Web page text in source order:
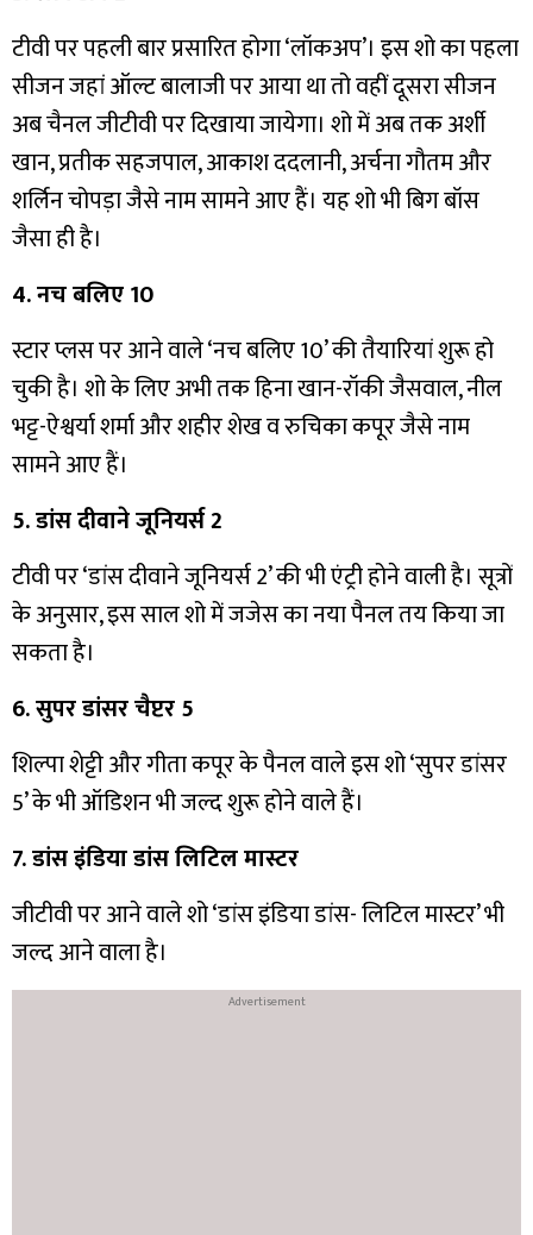
टीवी पर पहली बार प्रसारित होगा ‘लॉकअप’। इस शो का पहला
सीजन जहां ऑल्ट बालाजी पर आया था तो वहीं दूसरा सीजन
अब चैनल जीटीवी पर दिखाया जायेगा। शो में अब तक अर्शी
खान, प्रतीक सहजपाल, आकाश ददलानी, अर्चना गौतम और
शर्लिन चोपड़ा जैसे नाम सामने आए हैं। यह शो भी बिग बॉस
जैसा ही है।
4. नच बलिए 10
स्टार प्लस पर आने वाले ‘नच बलिए 10’ की तैयारियां शुरू हो
चुकी है। शो के लिए अभी तक हिना खान-रॉकी जैसवाल, नील
भट्ट-ऐश्वर्या शर्मा और शहीर शेख व रुचिका कपूर जैसे नाम
सामने आए हैं।
5. डांस दीवाने जूनियर्स 2
टीवी पर ‘डांस दीवाने जूनियर्स 2’ की भी एंट्री होने वाली है। सूत्रों
के अनुसार, इस साल शो में जजेस का नया पैनल तय किया जा
सकता है।
6. सुपर डांसर चैप्टर 5
शिल्पा शेट्टी और गीता कपूर के पैनल वाले इस शो ‘सुपर डांसर
5’ के भी ऑडिशन भी जल्द शुरू होने वाले हैं।
7. डांस इंडिया डांस लिटिल मास्टर
जीटीवी पर आने वाले शो ‘डांस इंडिया डांस- लिटिल मास्टर’ भी
जल्द आने वाला है।